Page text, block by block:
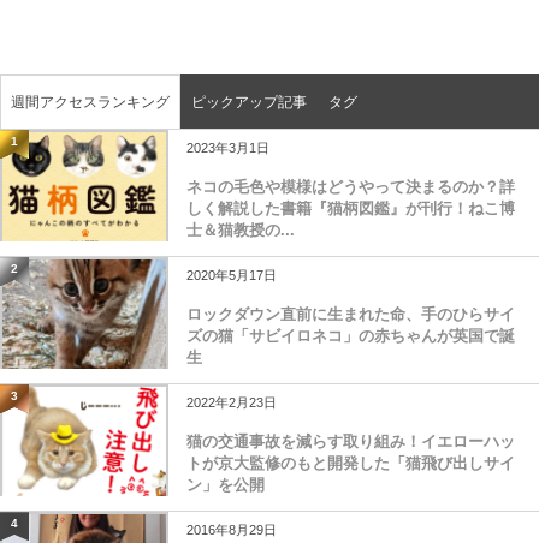
週間アクセスランキング ピックアップ記事 タグ
1 2023年3月1日
ネコの毛色や模様はどうやって決まるのか？詳
しく解説した書籍『猫柄図鑑』が刊行！ねこ博
士＆猫教授の...
2 2020年5月17日
ロックダウン直前に生まれた命、手のひらサイ
ズの猫「サビイロネコ」の赤ちゃんが英国で誕
生
3 2022年2月23日
猫の交通事故を減らす取り組み！イエローハッ
トが京大監修のもと開発した「猫飛び出しサイ
ン」を公開
4 2016年8月29日